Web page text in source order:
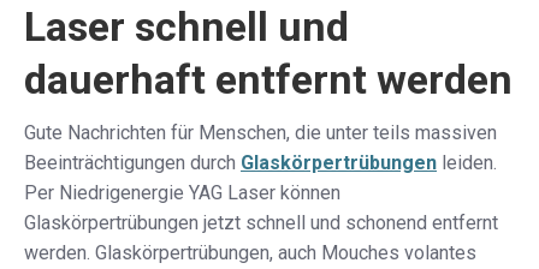
Laser schnell und
dauerhaft entfernt werden
Gute Nachrichten für Menschen, die unter teils massiven
Beeinträchtigungen durch Glaskörpertrübungen leiden.
Per Niedrigenergie YAG Laser können
Glaskörpertrübungen jetzt schnell und schonend entfernt
werden. Glaskörpertrübungen, auch Mouches volantes